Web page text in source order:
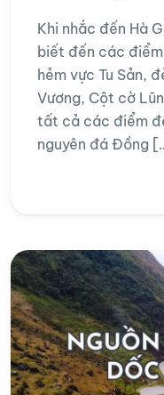
Khi nhắc đến Hà
biết đến các
hẻm vực Tu Sản,
Vương, Cột cờ
tất cả các điểm
nguyên đá Đồng